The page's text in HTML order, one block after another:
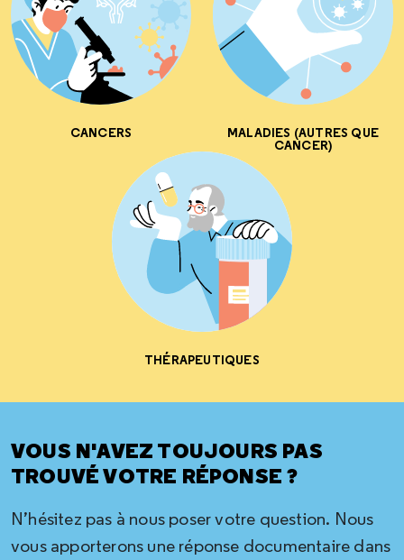
CANCERS MALADIES (AUTRES QUE
CANCER)
THÉRAPEUTIQUES
VOUS N'AVEZ TOUJOURS PAS
TROUVÉ VOTRE RÉPONSE ?
N’hésitez pas à nous poser votre question. Nous
vous apporterons une réponse documentaire dans